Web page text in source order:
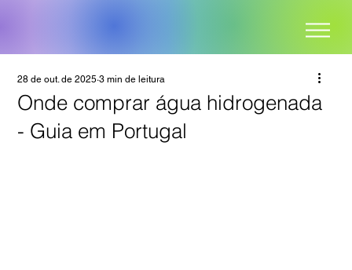
Onde comprar água hidrogenada
- Guia em Portugal
28 de out. de 2025 3 min de leitura